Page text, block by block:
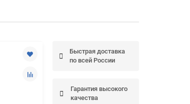
Быстрая доставка
по всей России
Гарантия высокого
качества